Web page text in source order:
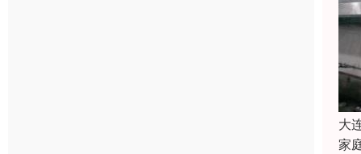
大
家